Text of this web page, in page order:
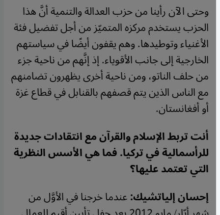
وحتى الآن رأينا من حزب العدالة والتنمية أنَّ هذا
الحزب يستخدم مركزه المتميّز من أجل تفضيل فئة
الأغنياء وتوطيدها. وهم يقفون أيضًا في سياستهم
الخارجية إلى جانب الأقوياء. إذ إنَّهم من ناحية جزء
من حلف الناتو، ومن ناحية أخرى يظهرون تضامنهم
مع الناس الذين يتم قصفهم بالقنابل في قطاع غزة
أو أفغانستان.
أنت تربط الإسلام والقرآن مع انتقادات جديدة
للرأسمالية في تركيا. فما هي الأسس النظرية
التي تعتمد عليها؟
إحسان إلياتشيك:عندما خرجنا في الأوَّل من